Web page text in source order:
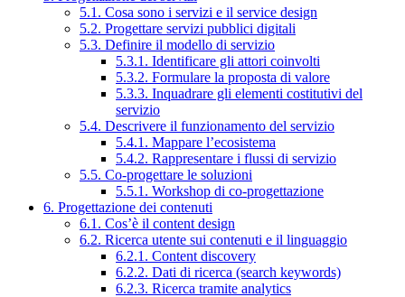
5.1. Cosa sono i servizi e il service design
5.2. Progettare servizi pubblici digitali
5.3. Definire il modello di servizio
5.3.1. Identificare gli attori coinvolti
5.3.2. Formulare la proposta di valore
5.3.3. Inquadrare gli elementi costitutivi del
servizio
5.4. Descrivere il funzionamento del servizio
5.4.1. Mappare l’ecosistema
5.4.2. Rappresentare i flussi di servizio
5.5. Co-progettare le soluzioni
5.5.1. Workshop di co-progettazione
6. Progettazione dei contenuti
6.1. Cos’è il content design
6.2. Ricerca utente sui contenuti e il linguaggio
6.2.1. Content discovery
6.2.2. Dati di ricerca (search keywords)
6.2.3. Ricerca tramite analytics